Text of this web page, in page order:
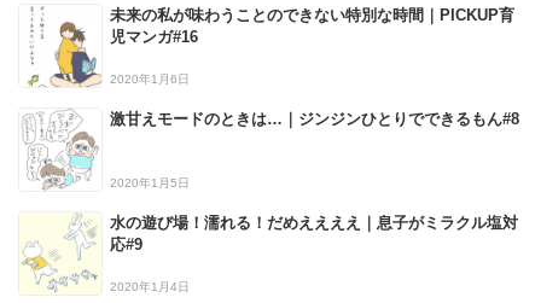
未来の私が味わうことのできない特別な時間｜PICKUP育
児マンガ#16
2020年1月6日
激甘えモードのときは…｜ジンジンひとりでできるもん#8
2020年1月5日
水の遊び場！濡れる！だめええええ｜息子がミラクル塩対
応#9
2020年1月4日